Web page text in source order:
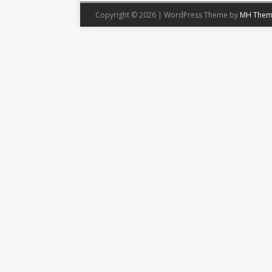
Copyright © 2026 | WordPress Theme by MH